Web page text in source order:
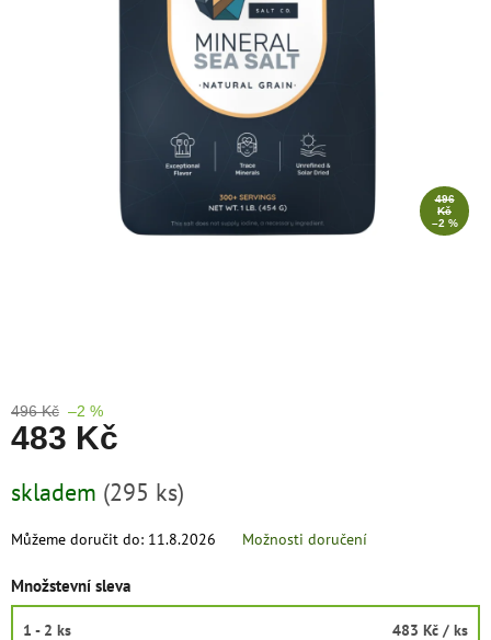
496
Kč
–2 %
496 Kč –2 %
483 Kč
cena:
skladem (295 ks)
Můžeme doručit do: 11.8.2026 Možnosti doručení
Množstevní sleva
1 - 2 ks 483 Kč / ks